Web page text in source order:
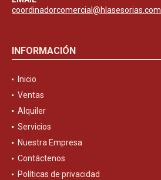
coordinadorcomercial@hlasesorias.com
INFORMACIÓN
Inicio
Ventas
Alquiler
Servicios
Nuestra Empresa
Contáctenos
Políticas de privacidad